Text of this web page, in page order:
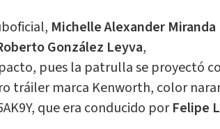
Michelle Alexander Miranda
González Leyva,
pues la patrulla se proyectó
tráiler marca Kenworth, color
que era conducido porFelipe